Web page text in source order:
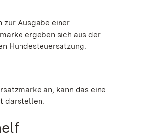
zur Ausgabe einer
ergeben sich aus der
Hundesteuersatzung.
an, kann das eine
darstellen.